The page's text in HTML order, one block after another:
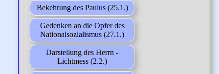
Bekehrung des Paulus (25.1.)
Gedenken an die Opfer des
Nationalsozialismus (27.1.)
Darstellung des Herrn -
Lichtmess (2.2.)